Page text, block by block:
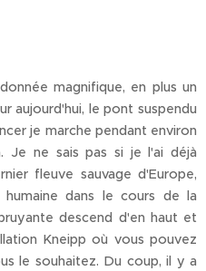
magnifique, en plus un
aujourd'hui, le pont suspendu
je marche pendant environ
Je ne sais pas si je l'ai déjà
fleuve sauvage d'Europe,
dans le cours de la
descend d'en haut et
Kneipp où vous pouvez
le souhaitez. Du coup, il y a